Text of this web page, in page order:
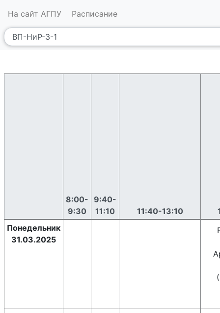
На сайт АГПУ Расписание
8:00-
9:30
9:40-
11:10
11:40-13:10
Понедельник
31.03.2025